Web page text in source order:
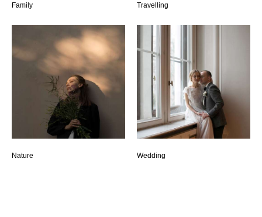
Family Travelling
Nature Wedding